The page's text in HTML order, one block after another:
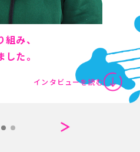
み、
た。
インタビューを読む